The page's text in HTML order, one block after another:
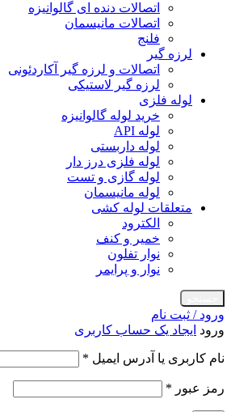
اتصالات دنده ای گالوانیزه
اتصالات مانیسمان
فلنج
لرزه گیر
اتصالات و لرزه گیر آکاردئونی
لرزه گیر لاستیکی
لوله فلزی
خرید لوله گالوانیزه
لوله API
لوله داربستی
لوله فلزی درز دار
لوله گازی و تست
لوله مانیسمان
متعلقات لوله کشی
الکترود
خمیر و کنف
نوار تفلون
نوار و پرایمر
ورود / ثبت نام
ورود ایجاد یک حساب کاربری
نام کاربری یا آدرس ایمیل *
رمز عبور *